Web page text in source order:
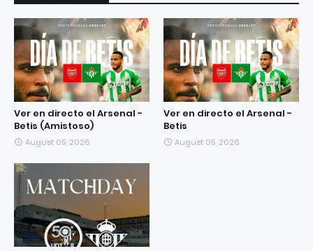
Ver en directo el Arsenal -
Betis (Amistoso)
August 05, 2026
Ver en directo el Arsenal -
Betis
August 05, 2026